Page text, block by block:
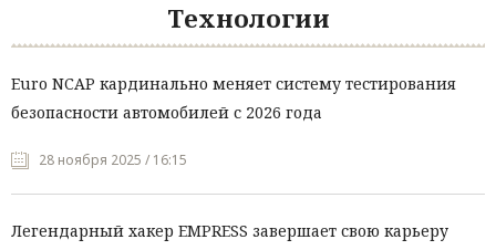
Технологии
Euro NCAP кардинально меняет систему тестирования
безопасности автомобилей с 2026 года
28 ноября 2025 / 16:15
Легендарный хакер EMPRESS завершает свою карьеру